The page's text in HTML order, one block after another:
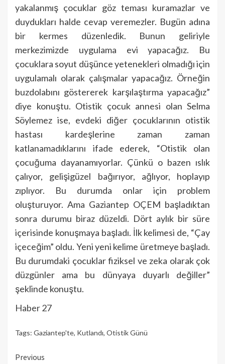
yakalanmış çocuklar göz teması kuramazlar ve
duydukları halde cevap veremezler. Bugün adına
bir kermes düzenledik. Bunun geliriyle
merkezimizde uygulama evi yapacağız. Bu
çocuklara soyut düşünce yetenekleri olmadığı için
uygulamalı olarak çalışmalar yapacağız. Örneğin
buzdolabını göstererek karşılaştırma yapacağız”
diye konuştu. Otistik çocuk annesi olan Selma
Söylemez ise, evdeki diğer çocuklarının otistik
hastası kardeşlerine zaman zaman
katlanamadıklarını ifade ederek, “Otistik olan
çocuğuma dayanamıyorlar. Çünkü o bazen ıslık
çalıyor, gelişigüzel bağırıyor, ağlıyor, hoplayıp
zıplıyor. Bu durumda onlar için problem
oluşturuyor. Ama Gaziantep OÇEM başladıktan
sonra durumu biraz düzeldi. Dört aylık bir süre
içerisinde konuşmaya başladı. İlk kelimesi de, “Çay
içeceğim” oldu. Yeni yeni kelime üretmeye başladı.
Bu durumdaki çocuklar fiziksel ve zeka olarak çok
düzgünler ama bu dünyaya duyarlı değiller”
şeklinde konuştu.
Haber 27
Tags: Gaziantep'te, Kutlandı, Otistik Günü
Continue
Previous